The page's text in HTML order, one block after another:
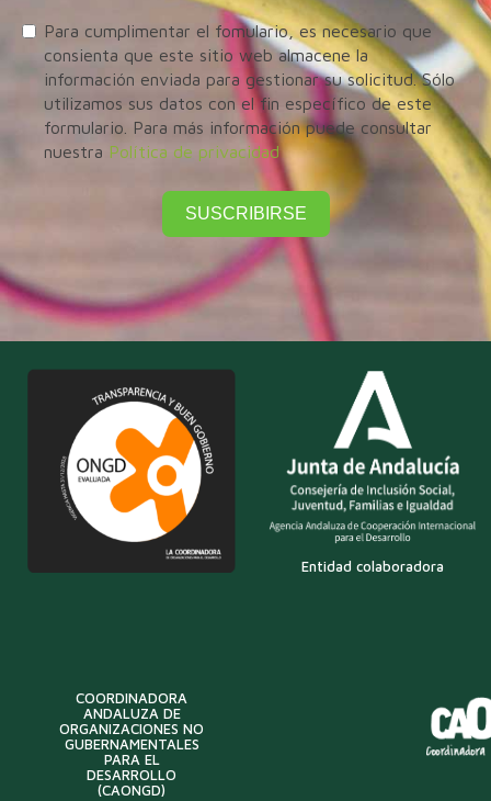
Para cumplimentar el fomulario, es necesario que
consienta que este sitio web almacene la
información enviada para gestionar su solicitud. Sólo
utilizamos sus datos con el fin específico de este
formulario. Para más información puede consultar
nuestra Política de privacidad
SUSCRIBIRSE
Entidad colaboradora
COORDINADORA
ANDALUZA DE
ORGANIZACIONES NO
GUBERNAMENTALES
PARA EL
DESARROLLO
(CAONGD)